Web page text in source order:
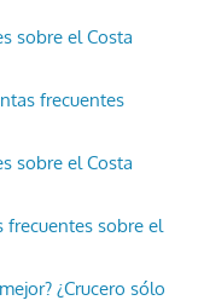
sobre el Costa
frecuentes
sobre el Costa
frecuentes sobre el
¿Crucero sólo